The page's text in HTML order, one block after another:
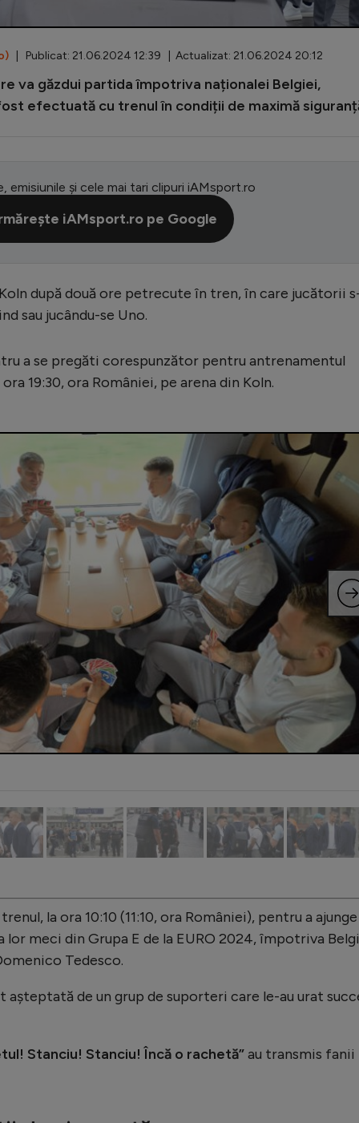
| Publicat: 21.06.2024 12:39 | Actualizat: 21.06.2024 20:12
va găzdui partida împotriva naționalei Belgiei,
efectuată cu trenul în condiții de maximă
emisiunile și cele mai tari clipuri iAMsport.ro
iAMsport.ro pe Google
după două ore petrecute în tren, în care jucătorii
sau jucându-se Uno.
a se pregăti corespunzător pentru antrenamentul
19:30, ora României, pe arena din Koln.
la ora 10:10 (11:10, ora României), pentru a ajunge
lor meci din Grupa E de la EURO 2024, împotriva
Tedesco.
așteptată de un grup de suporteri care le-au urat
Stanciu! Stanciu! Încă o rachetă”au transmis fanii